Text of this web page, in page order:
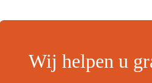
Wij helpen u